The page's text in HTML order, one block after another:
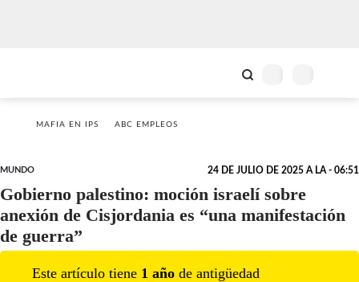
MAFIA EN IPS ABC EMPLEOS
MUNDO 24 DE JULIO DE 2025 A LA - 06:51
Gobierno palestino: moción israelí sobre
anexión de Cisjordania es “una manifestación
de guerra”
Este artículo tiene 1 año de antigüedad